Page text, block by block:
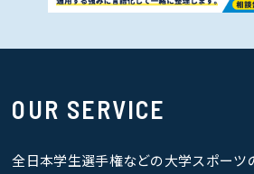
OUR SERVICE
全日本学生選手権などの大学スポーツ